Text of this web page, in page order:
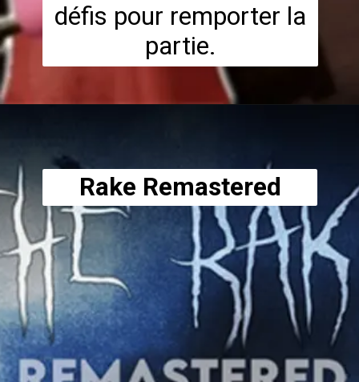
défis pour remporter la
partie.
Rake Remastered